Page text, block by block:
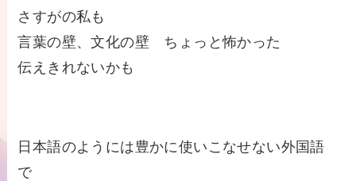
さすがの私も
言葉の壁、文化の壁 ちょっと怖かった
伝えきれないかも
日本語のようには豊かに使いこなせない外国語
で